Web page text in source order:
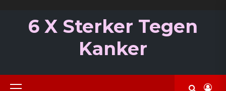
6 X Sterker Tegen
Kanker
Primair